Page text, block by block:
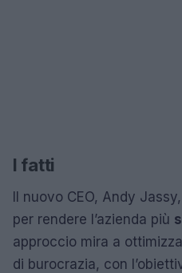
I fatti
Il nuovo CEO, Andy
per rendere l’azienda più
approccio mira a
di burocrazia, con